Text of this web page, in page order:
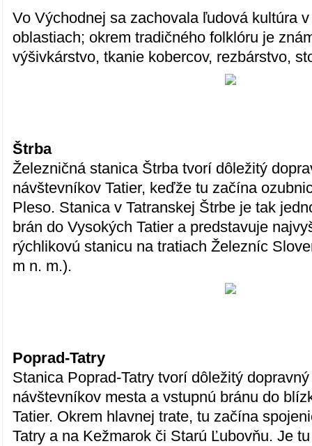
Vo Východnej sa zachovala ľudová kultúra
oblastiach; okrem tradičného folklóru je
výšivkárstvo, tkanie kobercov, rezbárstvo,
Štrba
Železničná stanica Štrba tvorí dôležitý
návštevníkov Tatier, keďže tu začína
Pleso. Stanica v Tatranskej Štrbe je tak
brán do Vysokých Tatier a predstavuje
rýchlikovú stanicu na tratiach Železníc
m n. m.).
Poprad-Tatry
Stanica Poprad-Tatry tvorí dôležitý
návštevníkov mesta a vstupnú bránu do
Tatier. Okrem hlavnej trate, tu začína
Tatry a na Kežmarok či Starú Ľubovňu. Je